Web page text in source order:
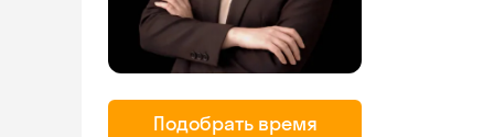
Подобрать время